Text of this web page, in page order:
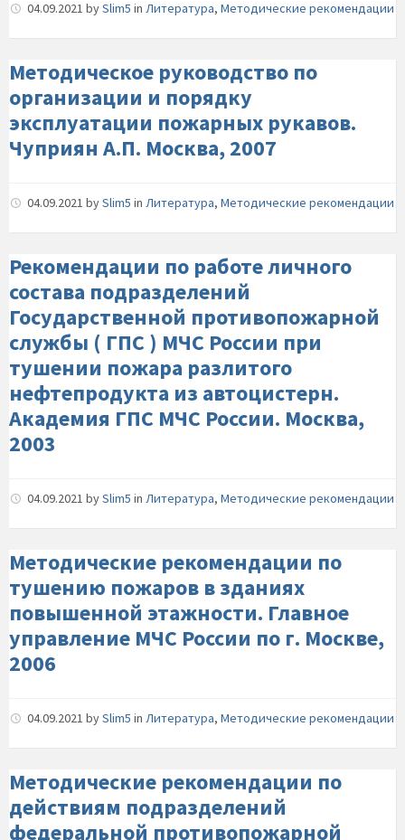
04.09.2021 bySlim5 in Литература, Методические рекомендации
Методическое руководство по
организации и порядку
эксплуатации пожарных рукавов.
Чуприян А.П. Москва, 2007
04.09.2021 bySlim5 in Литература, Методические рекомендации
Рекомендации по работе личного
состава подразделений
Государственной противопожарной
службы ( ГПС ) МЧС России при
тушении пожара разлитого
нефтепродукта из автоцистерн.
Академия ГПС МЧС России. Москва,
2003
04.09.2021 bySlim5 in Литература, Методические рекомендации
Методические рекомендации по
тушению пожаров в зданиях
повышенной этажности. Главное
управление МЧС России по г. Москве,
2006
04.09.2021 bySlim5 in Литература, Методические рекомендации
Методические рекомендации по
действиям подразделений
федеральной противопожарной